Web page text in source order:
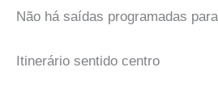
Não há saídas programadas
Itinerário sentido centro